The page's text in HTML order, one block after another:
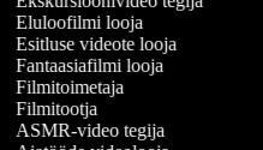
Eluloofilmi looja
Esitluse videote looja
Fantaasiafilmi looja
Filmitoimetaja
Filmitootja
ASMR-video tegija